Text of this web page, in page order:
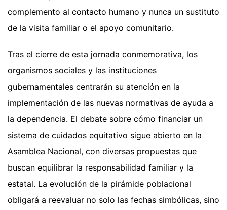
complemento al contacto humano y nunca un sustituto
de la visita familiar o el apoyo comunitario.
Tras el cierre de esta jornada conmemorativa, los
organismos sociales y las instituciones
gubernamentales centrarán su atención en la
implementación de las nuevas normativas de ayuda a
la dependencia. El debate sobre cómo financiar un
sistema de cuidados equitativo sigue abierto en la
Asamblea Nacional, con diversas propuestas que
buscan equilibrar la responsabilidad familiar y la
estatal. La evolución de la pirámide poblacional
obligará a reevaluar no solo las fechas simbólicas, sino